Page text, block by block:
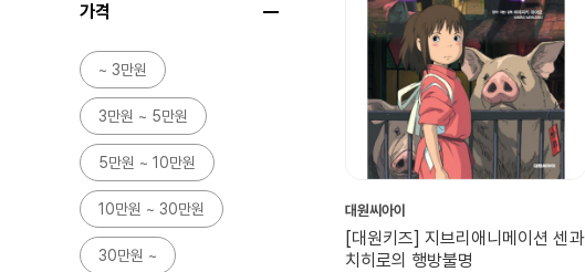
가격
~ 3만원
3만원 ~ 5만원
5만원 ~ 10만원
10만원 ~ 30만원
30만원 ~
대원씨아이
[대원키즈] 지브리애니메이션 센과
치히로의 행방불명